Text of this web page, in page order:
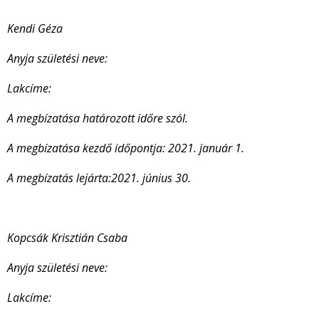
Kendi Géza
Anyja születési neve:
Lakcíme:
A megbízatása határozott időre szól.
A megbízatása kezdő időpontja: 2021. január 1.
A megbízatás lejárta:2021. június 30.
Kopcsák Krisztián Csaba
Anyja születési neve:
Lakcíme: